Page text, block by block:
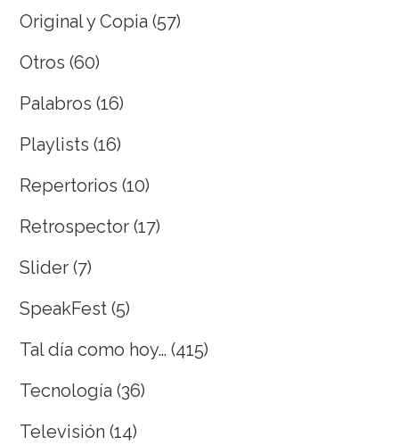
Original y Copia (57)
Otros (60)
Palabros (16)
Playlists (16)
Repertorios (10)
Retrospector (17)
Slider (7)
SpeakFest (5)
Tal día como hoy… (415)
Tecnología (36)
Televisión (14)